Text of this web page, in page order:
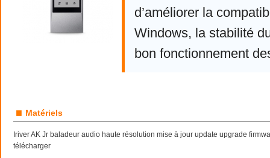
d’améliorer la
Windows, la stabilité
bon fonctionnement
■ Matériels
Iriver AK Jr baladeur audio haute résolution mise à jour update upgrade
télécharger